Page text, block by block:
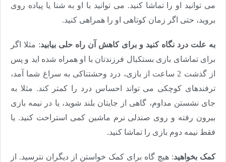
می توانید او را تماشا کنید. می توانید با او به شنا یا پیاده روی
بروید، حتی اگر زمان کوتاهی او را همراهی کنید.
به علت درد نگاه کنید و برای کاهش آن راه حلی بیابید: مثلا اگر
برای تماشای بازی بستکبال فرزندتان با او همراه شده اید و پس
از گذشت 2 ساعت از بازی، درد وحشتناکی به سراغ شما آمد،
ترفندهای کوچکی می تواند احساس درد را کمتر کند. مثلا به
جای نشستن مداوم، گاهی از جایتان بلند شوید، یا در نیمه بازی
بیرون رفته و روی صندلی نرم ماشین کمی استراحت کنید. یا
فقط نیمه دوم بازی را تماشا کنید.
کمک بخواهید: هیچ گاه برای کمک خواستن از دیگران نترسید. از